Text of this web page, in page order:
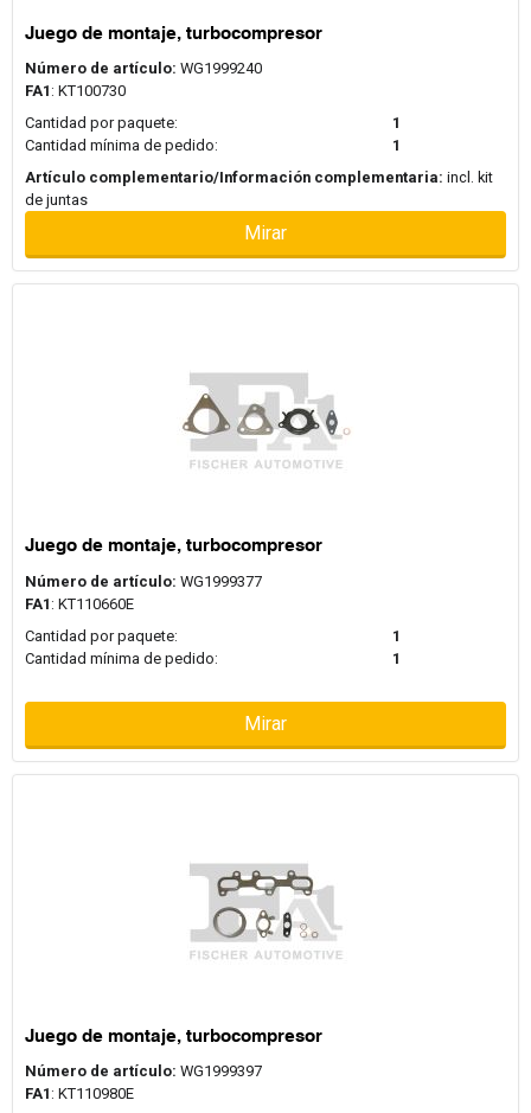
Juego de montaje, turbocompresor
Número de artículo: WG1999240
FA1 : KT100730
Cantidad por paquete:
1
Cantidad mínima de pedido:
1
Artículo complementario/Información complementaria: incl. kit
de juntas
Mirar
Juego de montaje, turbocompresor
Número de artículo: WG1999377
FA1 : KT110660E
Cantidad por paquete:
1
Cantidad mínima de pedido:
1
Mirar
Juego de montaje, turbocompresor
Número de artículo: WG1999397
FA1 : KT110980E